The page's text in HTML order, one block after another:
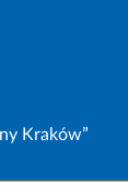
Kraków”